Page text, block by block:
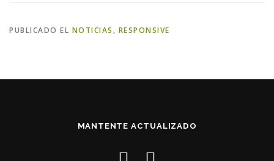
PUBLICADO EL NOTICIAS , RESPONSIVE
MANTENTE ACTUALIZADO